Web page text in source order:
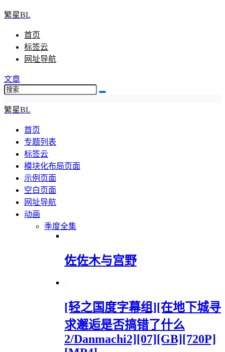
繁星BL
首页
标签云
网址导航
文章
繁星BL
首页
专题列表
标签云
模块化布局页面
示例页面
空白页面
网址导航
动画
季度全集
佐佐木与宫野
[轻之国度字幕组][在地下城寻
求邂逅是否搞错了什么
2/Danmachi2][07][GB][720P]